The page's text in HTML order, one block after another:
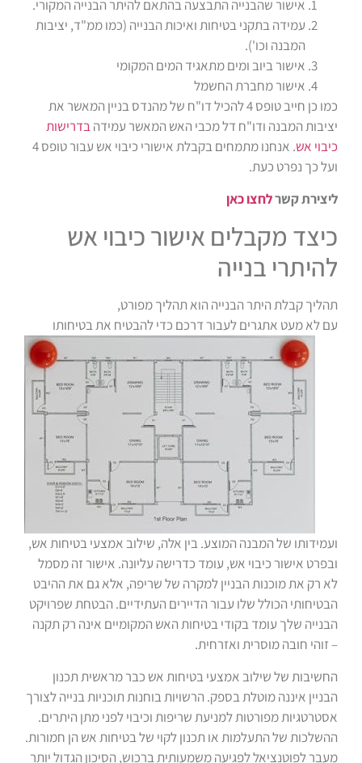
אישור שהבנייה התבצעה בהתאם להיתר הבנייה המקורי.
עמידה בתקני בטיחות ואיכות הבנייה (כמו ממ"ד, יציבות
המבנה וכו').
אישור ביוב ומים מתאגיד המים המקומי
אישור מחברת החשמל
כמו כן חייב טופס 4 להכיל דו"ח של מהנדס בניין המאשר את
יציבות המבנה ודו"ח דל מכבי האש המאשר עמידהבדרישות
כיבוי אש
. אנחנו מתמחים בקבלת אישורי כיבוי אש עבור טופס 4
ועל כך נפרט כעת.
ליצירת קשרלחצו כאן
כיצד מקבלים אישור כיבוי אש
להיתרי בנייה
תהליך קבלת היתר הבנייה הוא תהליך מפורט,
עם לא מעט אתגרים לעבור דרכם כדי להבטיח את בטיחותו
ועמידותו של המבנה המוצע. בין אלה, שילוב אמצעי בטיחות אש,
ובפרט אישור כיבוי אש, עומד כדרישה עליונה. אישור זה מסמל
לא רק את מוכנות הבניין למקרה של שריפה, אלא גם את ההיבט
הבטיחותי הכולל שלו עבור הדיירים העתידיים. הבטחת שפרויקט
הבנייה שלך עומד בקודי בטיחות האש המקומיים אינה רק תקנה
– זוהי חובה מוסרית ואזרחית.
החשיבות של שילוב אמצעי בטיחות אש כבר מראשית תכנון
הבניין איננה מוטלת בספק. הרשויות בוחנות תוכניות בנייה לצורך
אסטרטגיות מפורטות למניעת שריפות וכיבוי לפני מתן היתרים.
ההשלכות של התעלמות או תכנון לקוי של בטיחות אש הן חמורות.
מעבר לפוטנציאל לפגיעה משמעותית ברכוש, הסיכון הגדול יותר